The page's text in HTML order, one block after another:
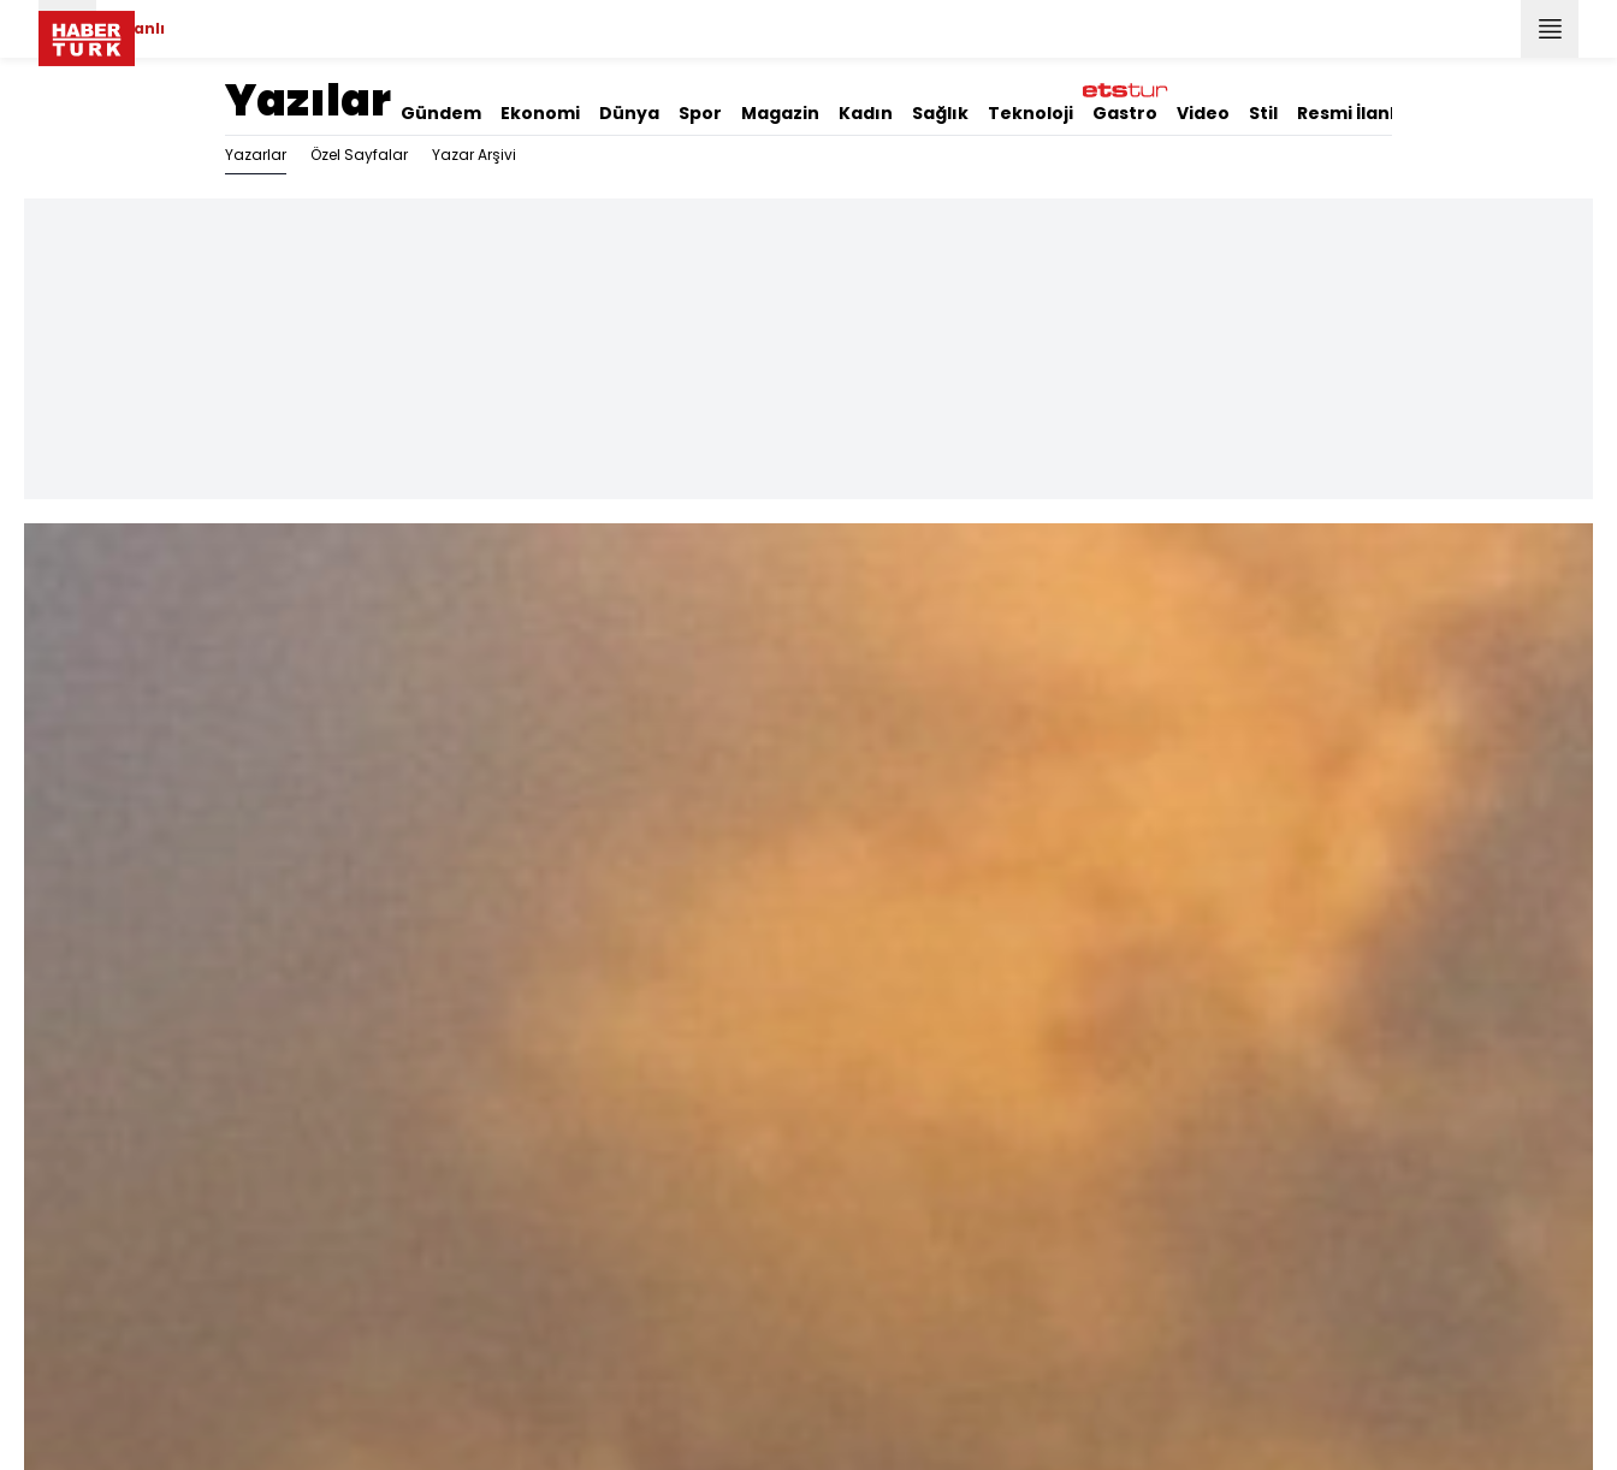
Canlı
Yazılar Gündem Ekonomi Dünya Spor Magazin Kadın Sağlık Teknoloji Gastro Video Stil Resmi İlanlar
Yazarlar Özel Sayfalar Yazar Arşivi